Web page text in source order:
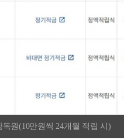
독원(10만원씩 24개월 적립 시)